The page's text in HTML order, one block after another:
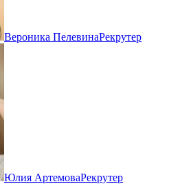
Вероника ПелевинаРекрутер
Юлия АртемоваРекрутер